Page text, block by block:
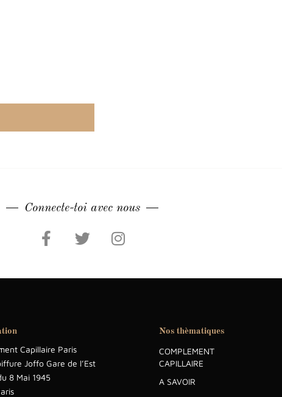
Connecte-toi avec nous
Capillaire Paris
Joffo Gare de l’Est
8 Mai 1945
Nos thèmatiques
COMPLEMENT
CAPILLAIRE
A SAVOIR